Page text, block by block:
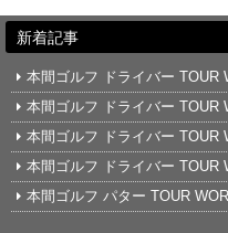
新着記事
本間ゴルフ ドライバー TOUR
本間ゴルフ ドライバー TOUR
本間ゴルフ ドライバー TOUR
本間ゴルフ ドライバー TOUR
本間ゴルフ パター TOUR